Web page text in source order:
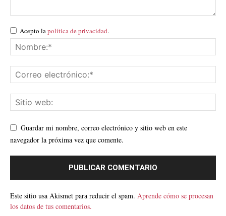
Acepto lapolítica de privacidad.
Guardar mi nombre, correo electrónico y sitio web en este
navegador la próxima vez que comente.
Este sitio usa Akismet para reducir el spam. Aprende cómo se procesan
los datos de tus comentarios.